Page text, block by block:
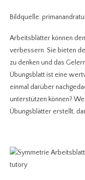
Bildquelle:
Arbeitsblätter können
verbessern. Sie bieten
zu denken und das
Übungsblatt ist eine
einmal darüber
unterstützen können?
Übungsblätter erstellt,